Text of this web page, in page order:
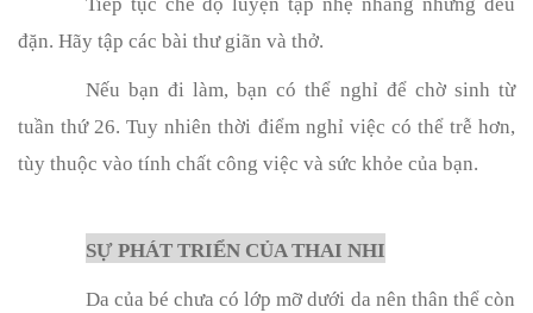
đặn. Hãy tập các bài thư giãn và thở.
Nếu bạn đi làm, bạn có thể nghỉ để chờ sinh từ
tuần thứ 26. Tuy nhiên thời điểm nghỉ việc có thể trễ hơn,
tùy thuộc vào tính chất công việc và sức khỏe của bạn.
SỰ PHÁT TRIỂN CỦA THAI NHI
Da của bé chưa có lớp mỡ dưới da nên thân thể còn